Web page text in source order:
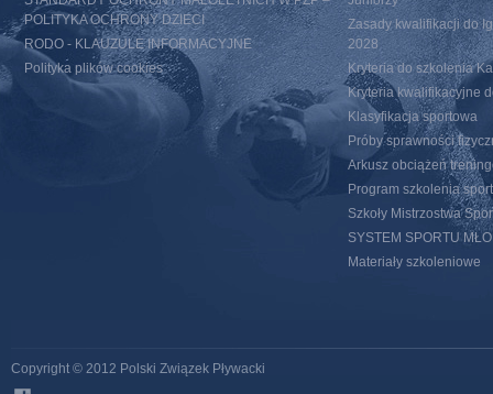
POLITYKA OCHRONY DZIECI
RODO - KLAUZULE INFORMACYJNE
Polityka plików cookies
Zasady kwalifikacji do
2028
Kryteria do szkolenia
Kryteria kwalifikacyjne
Klasyfikacja sportowa
Próby sprawności
Arkusz obciążeń
Program szkolenia
Szkoły Mistrzostwa
SYSTEM SPORTU
Materiały szkoleniowe
Copyright © 2012 Polski Związek Pływacki